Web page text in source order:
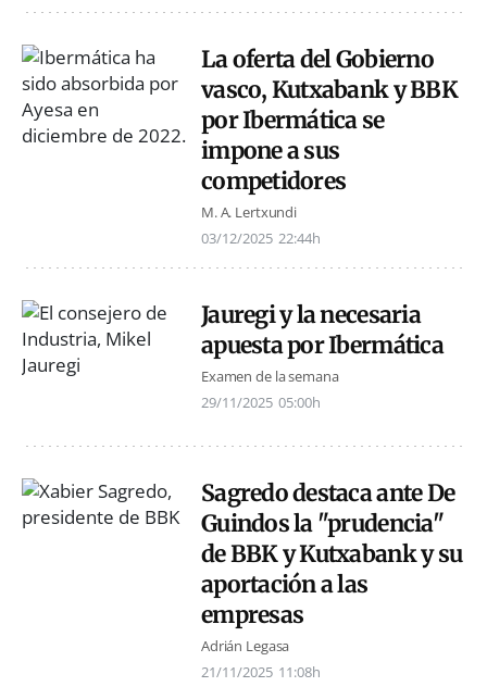
La oferta del Gobierno
vasco, Kutxabank y BBK
por Ibermática se
impone a sus
competidores
M. A. Lertxundi
03/12/2025 22:44h
Jauregi y la necesaria
apuesta por Ibermática
Examen de la semana
29/11/2025 05:00h
Sagredo destaca ante De
Guindos la "prudencia"
de BBK y Kutxabank y su
aportación a las
empresas
Adrián Legasa
21/11/2025 11:08h